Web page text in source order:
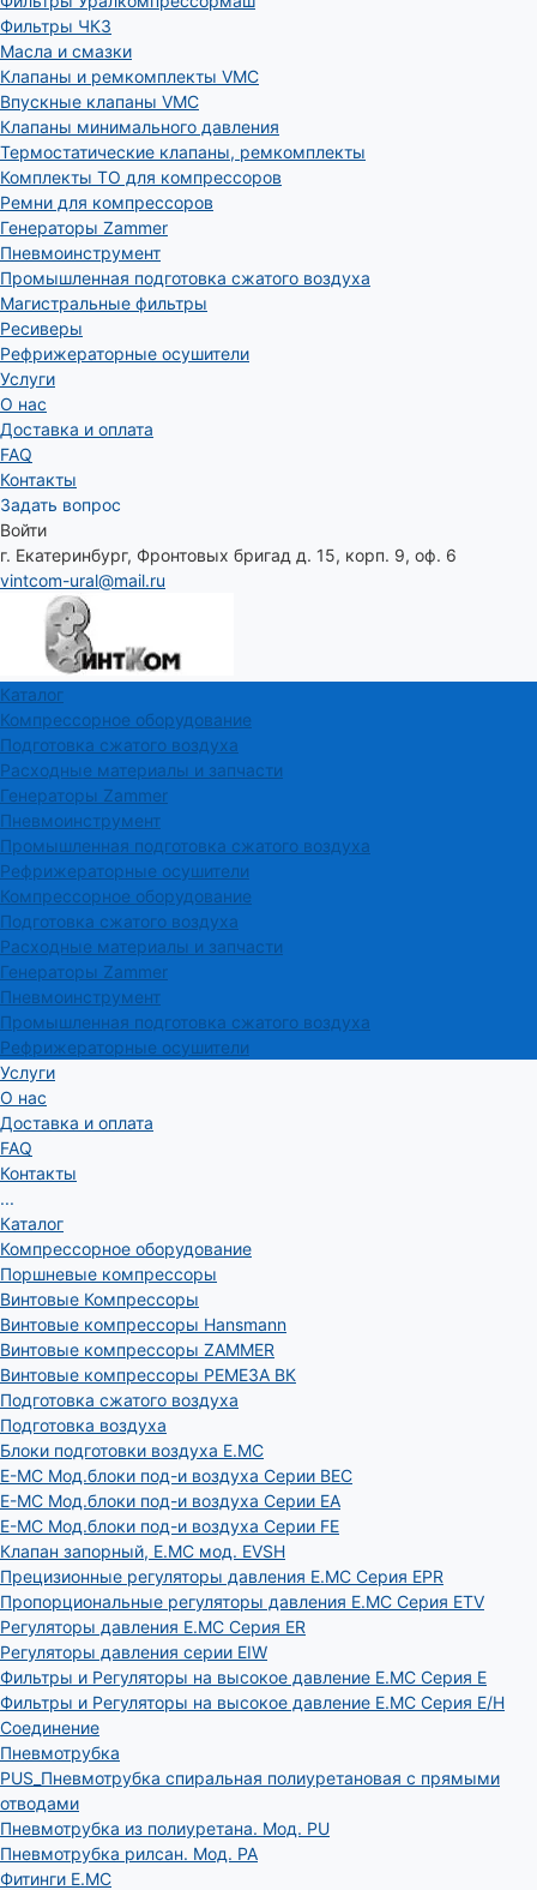
Фильтры ЧКЗ
Масла и смазки
Клапаны и ремкомплекты VMC
Впускные клапаны VMC
Клапаны минимального давления
Термостатические клапаны, ремкомплекты
Комплекты ТО для компрессоров
Ремни для компрессоров
Генераторы Zammer
Пневмоинструмент
Промышленная подготовка сжатого воздуха
Магистральные фильтры
Ресиверы
Рефрижераторные осушители
Услуги
О нас
Доставка и оплата
FAQ
Контакты
Задать вопрос
Войти
г. Екатеринбург, Фронтовых бригад д. 15, корп. 9, оф. 6
vintcom-ural@mail.ru
Каталог
Компрессорное оборудование
Подготовка сжатого воздуха
Расходные материалы и запчасти
Генераторы Zammer
Пневмоинструмент
Промышленная подготовка сжатого воздуха
Рефрижераторные осушители
Компрессорное оборудование
Подготовка сжатого воздуха
Расходные материалы и запчасти
Генераторы Zammer
Пневмоинструмент
Промышленная подготовка сжатого воздуха
Рефрижераторные осушители
Услуги
О нас
Доставка и оплата
FAQ
Контакты
...
Каталог
Компрессорное оборудование
Поршневые компрессоры
Винтовые Компрессоры
Винтовые компрессоры Hansmann
Винтовые компрессоры ZAMMER
Винтовые компрессоры РЕМЕЗА ВК
Подготовка сжатого воздуха
Подготовка воздуха
Блоки подготовки воздуха E.MC
E-MC Мод.блоки под-и воздуха Серии BEC
E-MC Мод.блоки под-и воздуха Серии EA
E-MC Мод.блоки под-и воздуха Серии FE
Клапан запорный, E.MC мод. EVSH
Прецизионные регуляторы давления E.MC Серия EPR
Пропорциональные регуляторы давления E.MC Серия ETV
Регуляторы давления E.MC Серия ER
Регуляторы давления серии EIW
Фильтры и Регуляторы на высокое давление E.MC Серия E
Фильтры и Регуляторы на высокое давление E.MC Серия E/H
Соединение
Пневмотрубка
PUS_Пневмотрубка спиральная полиуретановая с прямыми
отводами
Пневмотрубка из полиуретана. Мод. РU
Пневмотрубка рилсан. Мод. PA
Фитинги E.MC